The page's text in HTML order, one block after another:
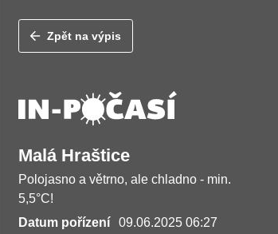
Zpět na výpis
Malá Hraštice
Polojasno a větrno, ale chladno - min.
5,5°C!
Datum pořízení
09.06.2025 06:27